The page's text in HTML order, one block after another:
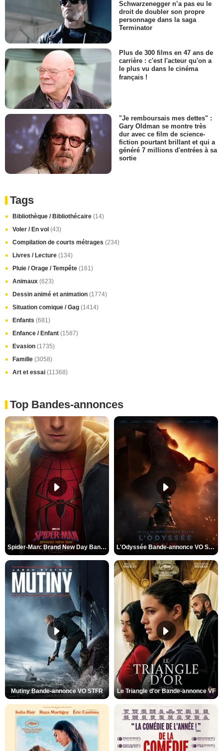
Schwarzenegger n’a pas eu le
droit de doubler son propre
personnage dans la saga
Terminator
Plus de 300 films en 47 ans de
carrière : c'est l'acteur qu'on a
le plus vu dans le cinéma
français !
"Je remboursais mes dettes" :
Gary Oldman se montre très
dur avec ce film de science-
fiction pourtant brillant et qui a
généré 7 millions d'entrées à sa
sortie
Tags
Bibliothèque / Bibliothécaire (14)
Voler / En vol (43)
Compilation de courts métrages (234)
Livres / Lecture (134)
Pluie / Orage / Tempête (161)
Animaux (623)
Dessin animé et animation (1774)
Situation comique / Gag (1414)
Enfants (681)
Enfance / Enfant (1587)
Evasion (1735)
Famille (3058)
Art et essai (11368)
Top Bandes-annonces
Spider-Man: Brand New Day Bande-annonce VO STFR L'Odyssée Bande-annonce VO STFR
Mutiny Bande-annonce VO STFR Le Triangle d'or Bande-annonce VF